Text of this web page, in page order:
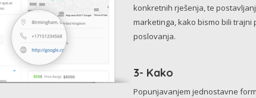
konkretnih rješenja, te
marketinga, kako bismo bili
poslovanja.
3- Kako
Popunjavanjem jednostavne